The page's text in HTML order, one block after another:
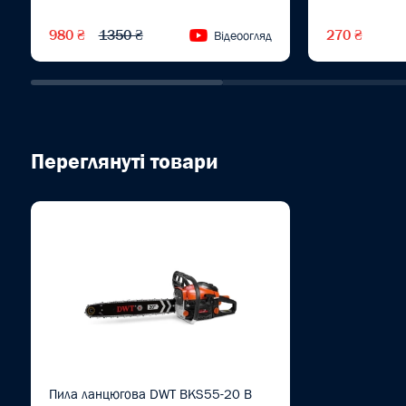
980 ₴ 1350 ₴ Відеоогляд 270 ₴
Переглянуті товари
Пила ланцюгова DWT BKS55-20 B